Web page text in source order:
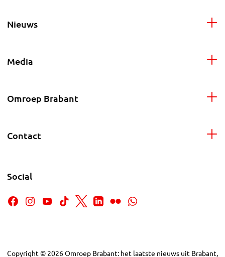
Nieuws
Media
Omroep Brabant
Contact
Social
Copyright © 2026Omroep Brabant: het laatste nieuws uit Brabant,